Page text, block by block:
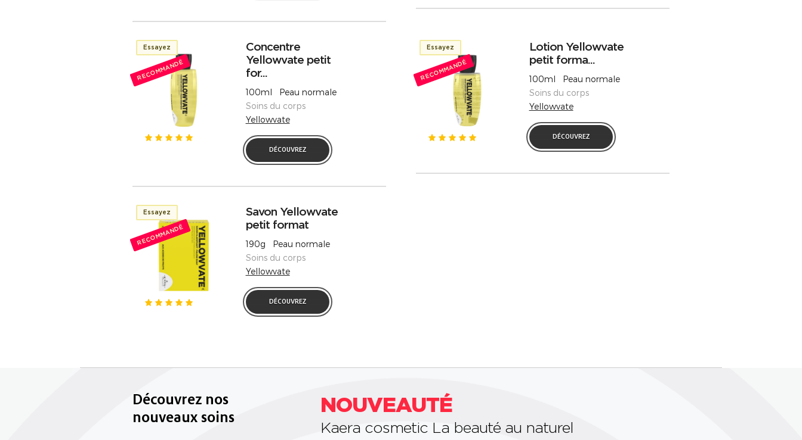
Essayez
RECOMMANDÉ
Concentre
Yellowvate petit
for...
100ml Peau normale
Soins du corps
Yellowvate
DÉCOUVREZ
Essayez
RECOMMANDÉ
Lotion Yellowvate
petit forma...
100ml Peau normale
Soins du corps
Yellowvate
DÉCOUVREZ
Essayez
RECOMMANDÉ
Savon Yellowvate
petit format
190g Peau normale
Soins du corps
Yellowvate
DÉCOUVREZ
Découvrez nos
nouveaux soins
NOUVEAUTÉ
Kaera cosmetic La beauté au naturel